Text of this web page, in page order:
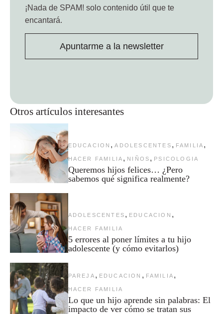
Otros artículos interesantes
EDUCACION , ADOLESCENTES , FAMILIA ,
HACER FAMILIA , NIÑOS , PSICOLOGIA
Queremos hijos felices… ¿Pero
sabemos qué significa realmente?
ADOLESCENTES , EDUCACION ,
HACER FAMILIA
5 errores al poner límites a tu hijo
adolescente (y cómo evitarlos)
PAREJA , EDUCACION , FAMILIA ,
HACER FAMILIA
Lo que un hijo aprende sin palabras: El
impacto de ver cómo se tratan sus
¡Nada de SPAM! solo contenido útil que te
encantará.
Apuntarme a la newsletter